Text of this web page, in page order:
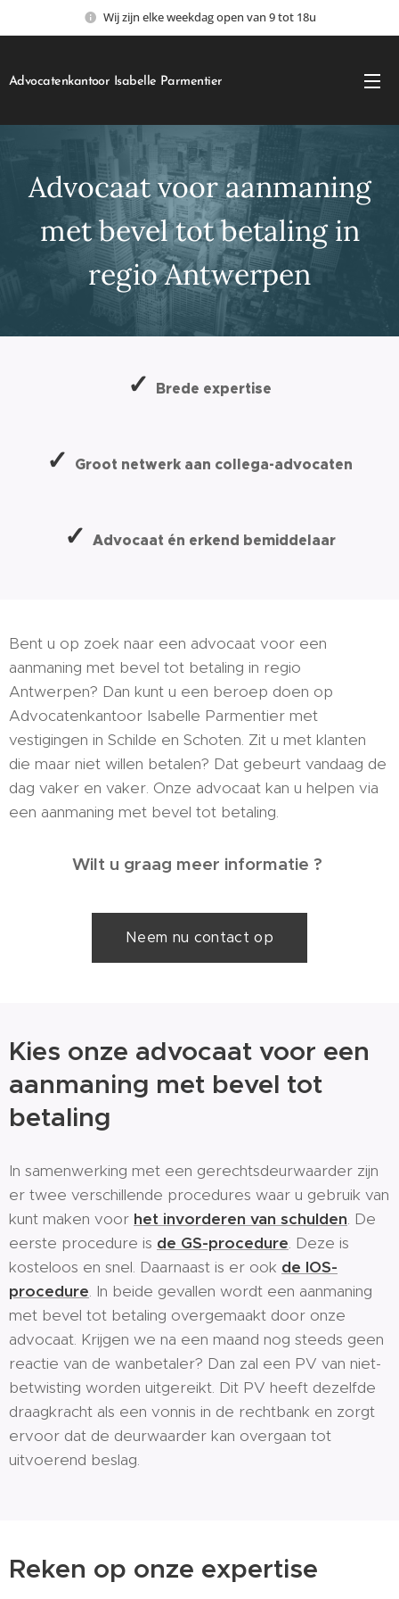
Wij zijn elke weekdag open van 9 tot 18u
Advocatenkantoor Isabelle Parmentier
Advocaat voor aanmaning
met bevel tot betaling in
regio Antwerpen
✓ Brede expertise
✓ Groot netwerk aan collega-advocaten
✓ Advocaat én erkend bemiddelaar
Bent u op zoek naar een advocaat voor een
aanmaning met bevel tot betaling in regio
Antwerpen? Dan kunt u een beroep doen op
Advocatenkantoor Isabelle Parmentier met
vestigingen in Schilde en Schoten. Zit u met klanten
die maar niet willen betalen? Dat gebeurt vandaag de
dag vaker en vaker. Onze advocaat kan u helpen via
een aanmaning met bevel tot betaling.
Wilt u graag meer informatie ?
Neem nu contact op
Kies onze advocaat voor een
aanmaning met bevel tot
betaling
In samenwerking met een gerechtsdeurwaarder zijn
er twee verschillende procedures waar u gebruik van
kunt maken voor het invorderen van schulden. De
eerste procedure is de GS-procedure. Deze is
kosteloos en snel. Daarnaast is er ook de IOS-
procedure. In beide gevallen wordt een aanmaning
met bevel tot betaling overgemaakt door onze
advocaat. Krijgen we na een maand nog steeds geen
reactie van de wanbetaler? Dan zal een PV van niet-
betwisting worden uitgereikt. Dit PV heeft dezelfde
draagkracht als een vonnis in de rechtbank en zorgt
ervoor dat de deurwaarder kan overgaan tot
uitvoerend beslag.
Reken op onze expertise